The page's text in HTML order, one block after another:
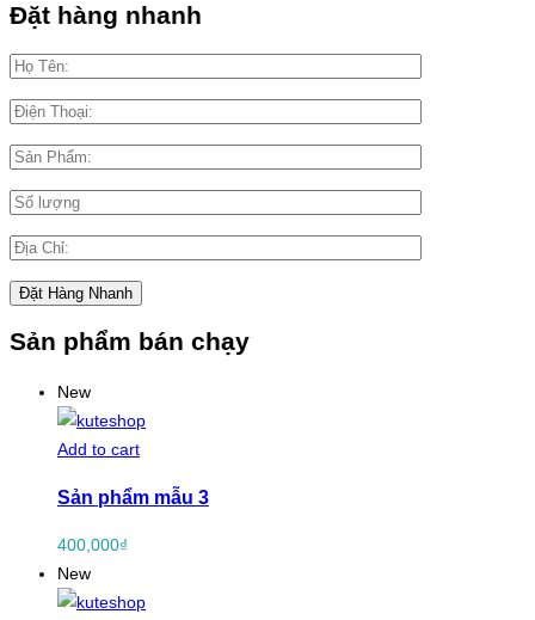
Đặt hàng nhanh
Sản phẩm bán chạy
New
Add to cart
Sản phẩm mẫu 3
400,000₫
New